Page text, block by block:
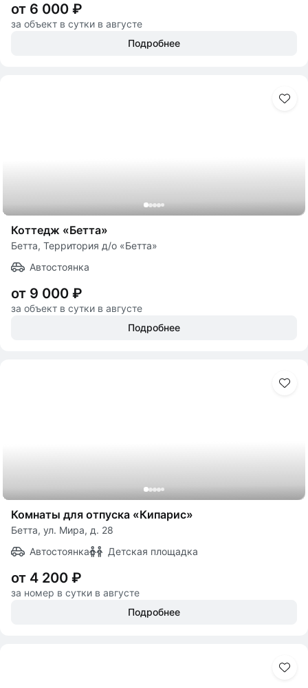
от 6 000 ₽
за объект в сутки в августе
Подробнее
Коттедж «Бетта»
Бетта, Территория д/о «Бетта»
Автостоянка
от 9 000 ₽
за объект в сутки в августе
Подробнее
Комнаты для отпуска «Кипарис»
Бетта, ул. Мира, д. 28
Автостоянка
Детская площадка
от 4 200 ₽
за номер в сутки в августе
Подробнее